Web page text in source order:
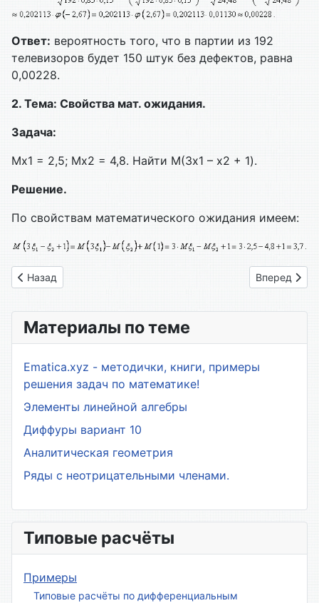
Ответ: вероятность того, что в партии из 192
телевизоров будет 150 штук без дефектов, равна
0,00228.
2. Тема: Свойства мат. ожидания.
Задача:
Мx1 = 2,5; Мx2 = 4,8. Найти М(3x1 – x2 + 1).
Решение.
По свойствам математического ожидания имеем:
Предыдущий: Линейная алгебра 02
Назад Следующий:
Вперед
Материалы по теме
Ematica.xyz - методички, книги, примеры
решения задач по математике!
Элементы линейной алгебры
Диффуры вариант 10
Аналитическая геометрия
Ряды с неотрицательными членами.
Типовые расчёты
Примеры
Типовые расчёты по дифференциальным